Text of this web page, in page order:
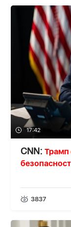
17:42
CNN: Трамп
3837